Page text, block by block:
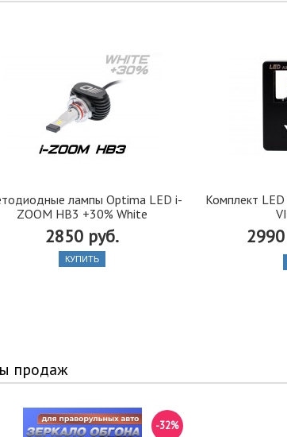
лампы Optima LED i-
ZOOM HB3 +30% White
2850 руб.
КУПИТЬ
Комплект
продаж
-32%